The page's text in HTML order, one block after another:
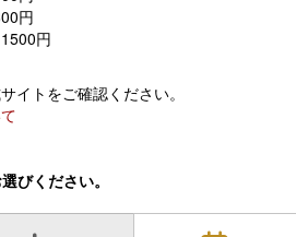
円
円
イトをご確認ください。
びください。